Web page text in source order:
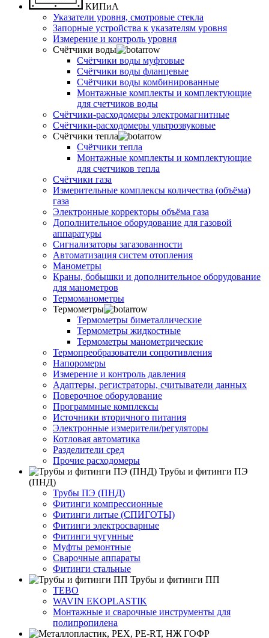
КИПиА
Указатели уровня, смотровые стекла
Запорные устройства к указателям уровня
Измерение и контроль уровня
Счётчики воды
Счётчики воды муфтовые
Счётчики воды фланцевые
Счётчики воды комбинированные
Монтажные комплекты и комплектующие
для счетчиков воды
Счётчики-расходомеры электромагнитные
Счётчики-расходомеры ультрозвуковые
Счётчики тепла
Счётчики тепла
Монтажные комплекты и комплектующие
для счетчиков тепла
Счётчики газа
Измерительные комплексы количества (объёма)
газа
Электронные корректоры объёма газа
Дополнительное оборудование для газовой
аппаратуры
Сигнализаторы загазованности
Автоматизация систем отопления
Манометры
Краны, бобышки и дополнительное оборудование
для манометров
Термоманометры
Термометры
Термометры биметаллические
Термометры жидкостные
Термометры манометрические
Термопреобразователи сопротивления
Напоромеры
Измерение и контроль давления
Адаптеры, регистраторы, считыватели данных
Поверочное оборудование
Программные комплексы
Источники вторичного питания
Электронные измерители/регуляторы
Котловая автоматика
Разделители сред
Прочие расходомеры
Трубы и фитинги ПЭ
(ПНД)
Трубы ПЭ (ПНД)
Фитинги компрессионные
Фитинги литые (СПИГОТЫ)
Фитинги электросварные
Фитинги чугунные
Муфты ремонтные
Сварочные аппараты
Фитинги стальные
Трубы и фитинги ПП
TEBO
WAVIN EKOPLASTIK
Монтажные и сварочные инструменты для
полипропилена